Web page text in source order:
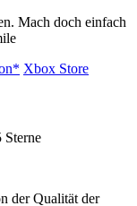
Mach doch einfach
Xbox Store
der Qualität der